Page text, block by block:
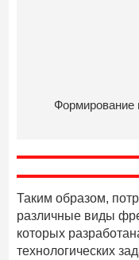
Формирование
Таким образом,
различные виды
которых
технологических